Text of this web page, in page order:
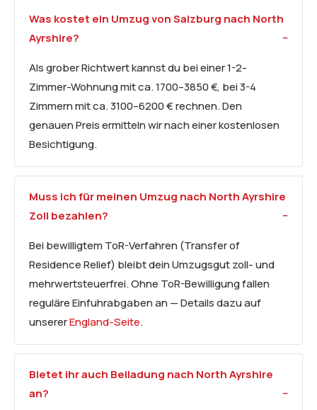
Was kostet ein Umzug von Salzburg nach North
Ayrshire?
Als grober Richtwert kannst du bei einer 1-2-
Zimmer-Wohnung mit ca. 1700–3850 €, bei 3-4
Zimmern mit ca. 3100–6200 € rechnen. Den
genauen Preis ermitteln wir nach einer kostenlosen
Besichtigung.
Muss ich für meinen Umzug nach North Ayrshire
Zoll bezahlen?
Bei bewilligtem ToR-Verfahren (Transfer of
Residence Relief) bleibt dein Umzugsgut zoll- und
mehrwertsteuerfrei. Ohne ToR-Bewilligung fallen
reguläre Einfuhrabgaben an — Details dazu auf
unsererEngland-Seite.
Bietet ihr auch Beiladung nach North Ayrshire
an?